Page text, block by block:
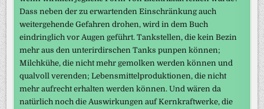
Dass neben der zu erwartenden Einschränkung auch
weitergehende Gefahren drohen, wird in dem Buch
eindringlich vor Augen geführt. Tankstellen, die kein Bezin
mehr aus den unterirdirschen Tanks punpen können;
Milchkühe, die nicht mehr gemolken werden können und
qualvoll verenden; Lebensmittelproduktionen, die nicht
mehr aufrecht erhalten werden können. Und wären da
natürlich noch die Auswirkungen auf Kernkraftwerke, die